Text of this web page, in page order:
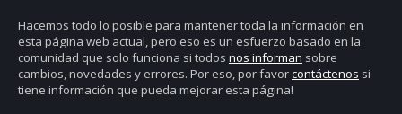
Hacemos todo lo posible para mantener toda la información en
esta página web actual, pero eso es un esfuerzo basado en la
comunidad que solo funciona si todos nos informan sobre
cambios, novedades y errores. Por eso, por favorcontáctenos si
tiene información que pueda mejorar esta página!